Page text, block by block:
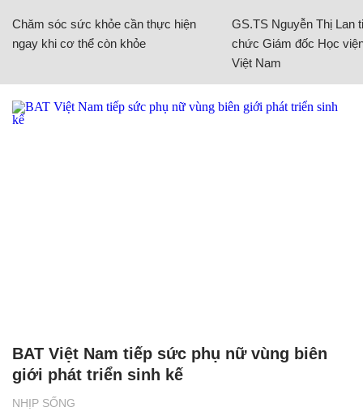
Chăm sóc sức khỏe cần thực hiện
ngay khi cơ thể còn khỏe
GS.TS Nguyễn Thị Lan
chức Giám đốc Học
Việt Nam
NHỊP SỐNG
BAT Việt Nam tiếp sức phụ nữ vùng biên
giới phát triển sinh kế